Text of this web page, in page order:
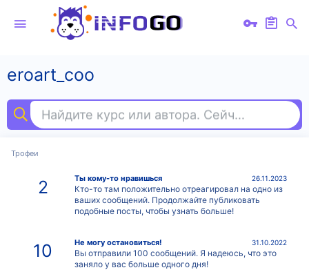
eroart_coo
Найдите курс или автора. Сейчас ищут
Трофеи
2 26.11.2023
Ты кому-то нравишься
Кто-то там положительно отреагировал на одно из
ваших сообщений. Продолжайте публиковать
подобные посты, чтобы узнать больше!
10 31.10.2022
Не могу остановиться!
Вы отправили 100 сообщений. Я надеюсь, что это
заняло у вас больше одного дня!